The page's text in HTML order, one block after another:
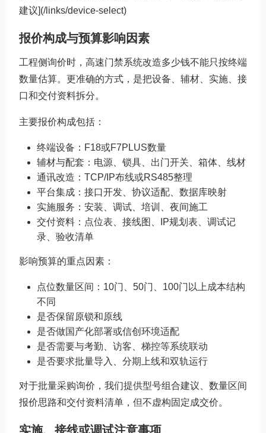
建议](/links/device-select)
报价构成与预算影响因素
工程侧询价时，高速门禁系统改造多少钱不能只按终端
数量估算。更准确的方式，是把设备、辅材、实施、接
口和交付资料拆分。
主要报价构成包括：
终端设备：F18或F7PLUS数量
辅材与配套：电源、锁具、出门开关、箱体、线材
通讯改造：TCP/IP布线或RS485整理
平台集成：接口开发、协议适配、数据库映射
实施服务：安装、调试、培训、夜间施工
交付资料：点位表、接线图、IP规划表、调试记
录、验收清单
影响预算的重点因素：
点位数量区间：10门、50门、100门以上成本结构
不同
是否保留原锁和原线
是否做国产化部署或信创环境适配
是否需要与考勤、访客、梯控等系统联动
是否要求批量导入、分期上线和双轨运行
对于批量采购询价，我们提供型号组合建议、数量区间
报价思路和交付资料清单，但不虚构固定成交价。
实施、接线或调试注意事项